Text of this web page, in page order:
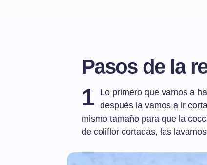
Pasos de la
1
Lo primero que vamos a
después la vamos a ir
mismo tamaño para que la
de coliflor cortadas, las